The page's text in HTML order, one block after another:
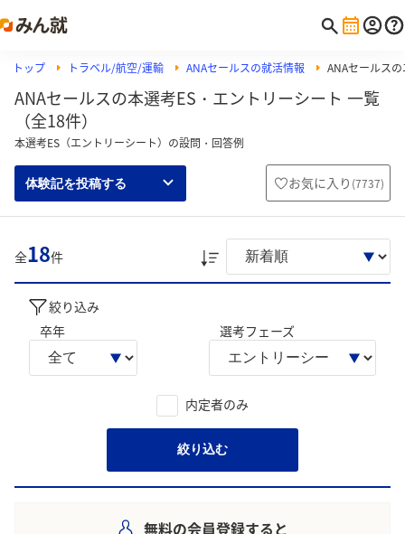
トップ トラベル/航空/運輸 ANAセールスの就活情報 ANAセールス
ANAセールスの本選考ES・エントリーシート 一覧
（全18件）
本選考ES（エントリーシート）の設問・回答例
体験記を投稿する お気に入り (7737)
全18件
絞り込み
卒年
選考フェーズ
内定者のみ
絞り込む
無料の会員登録すると